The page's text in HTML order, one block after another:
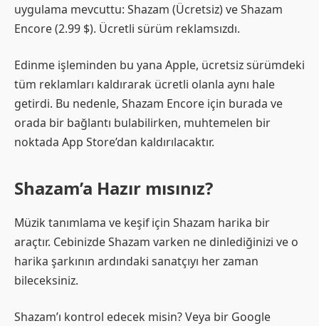
uygulama mevcuttu: Shazam (Ücretsiz) ve Shazam
Encore (2.99 $). Ücretli sürüm reklamsızdı.
Edinme işleminden bu yana Apple, ücretsiz sürümdeki
tüm reklamları kaldırarak ücretli olanla aynı hale
getirdi. Bu nedenle, Shazam Encore için burada ve
orada bir bağlantı bulabilirken, muhtemelen bir
noktada App Store’dan kaldırılacaktır.
Shazam’a Hazır mısınız?
Müzik tanımlama ve keşif için Shazam harika bir
araçtır. Cebinizde Shazam varken ne dinlediğinizi ve o
harika şarkının ardındaki sanatçıyı her zaman
bileceksiniz.
Shazam’ı kontrol edecek misin? Veya bir Google